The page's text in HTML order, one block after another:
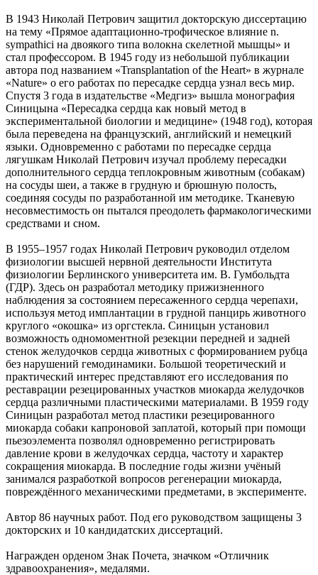
В 1943 Николай Петрович защитил докторскую диссертацию
на тему «Прямое адаптационно-трофическое влияние n.
sympathici на двоякого типа волокна скелетной мышцы» и
стал профессором. В 1945 году из небольшой публикации
автора под названием «Transplantation of the Heart» в журнале
«Nature» о его работах по пересадке сердца узнал весь мир.
Спустя 3 года в издательстве «Медгиз» вышла монография
Синицына «Пересадка сердца как новый метод в
экспериментальной биологии и медицине» (1948 год), которая
была переведена на французский, английский и немецкий
языки. Одновременно с работами по пересадке сердца
лягушкам Николай Петрович изучал проблему пересадки
дополнительного сердца теплокровным животным (собакам)
на сосуды шеи, а также в грудную и брюшную полость,
соединяя сосуды по разработанной им методике. Тканевую
несовместимость он пытался преодолеть фармакологическими
средствами и сном.
В 1955–1957 годах Николай Петрович руководил отделом
физиологии высшей нервной деятельности Института
физиологии Берлинского университета им. В. Гумбольдта
(ГДР). Здесь он разработал методику прижизненного
наблюдения за состоянием пересаженного сердца черепахи,
используя метод имплантации в грудной панцирь животного
круглого «окошка» из оргстекла. Синицын установил
возможность одномоментной резекции передней и задней
стенок желудочков сердца животных с формированием рубца
без нарушений гемодинамики. Большой теоретический и
практический интерес представляют его исследования по
реставрации резецированных участков миокарда желудочков
сердца различными пластическими материалами. В 1959 году
Синицын разработал метод пластики резецированного
миокарда собаки капроновой заплатой, который при помощи
пьезоэлемента позволял одновременно регистрировать
давление крови в желудочках сердца, частоту и характер
сокращения миокарда. В последние годы жизни учёный
занимался разработкой вопросов регенерации миокарда,
повреждённого механическими предметами, в эксперименте.
Автор 86 научных работ. Под его руководством защищены 3
докторских и 10 кандидатских диссертаций.
Награжден орденом Знак Почета, значком «Отличник
здравоохранения», медалями.